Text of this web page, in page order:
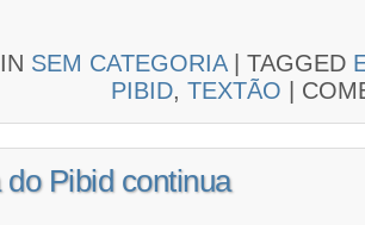
SEM CATEGORIA TAGGED
PIBID, TEXTÃO
do Pibid continua